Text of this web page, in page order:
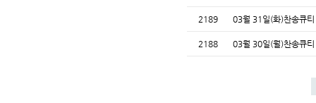
2189 03월 31일(화)찬송큐티
2188 03월 30일(월)찬송큐티